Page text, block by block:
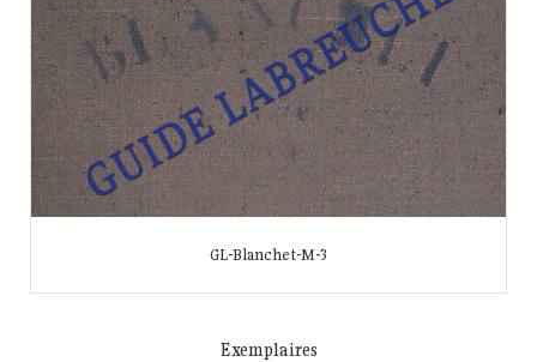
GL-Blanchet-M-3
Exemplaires